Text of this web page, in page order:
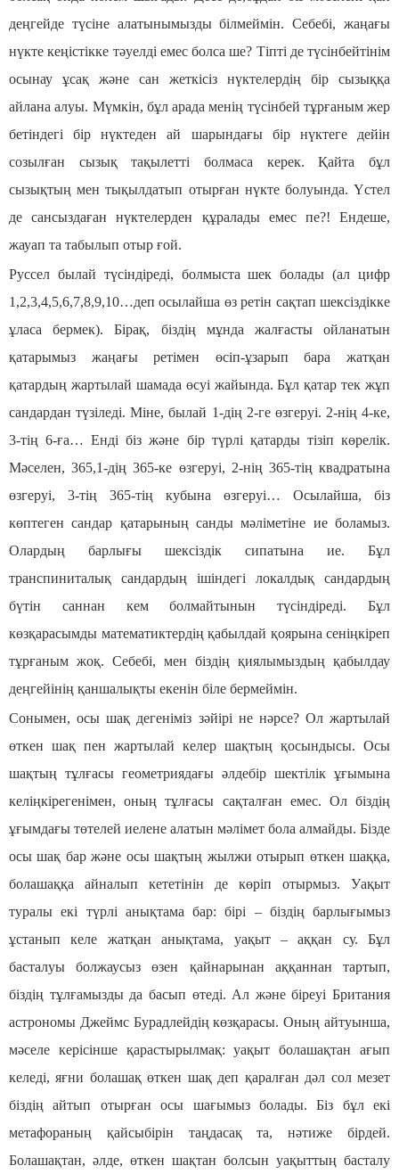
деңгейде түсіне алатынымызды білмеймін. Себебі, жаңағы
нүкте кеңістікке тәуелді емес болса ше? Тіпті де түсінбейтінім
осынау ұсақ және сан жеткісіз нүктелердің бір сызыққа
айлана алуы. Мүмкін, бұл арада менің түсінбей тұрғаным жер
бетіндегі бір нүктеден ай шарындағы бір нүктеге дейін
созылған сызық тақылетті болмаса керек. Қайта бұл
сызықтың мен тықылдатып отырған нүкте болуында. Үстел
де сансыздаған нүктелерден құралады емес пе?! Ендеше,
жауап та табылып отыр ғой.
Руссел былай түсіндіреді, болмыста шек болады (ал цифр
1,2,3,4,5,6,7,8,9,10…деп осылайша өз ретін сақтап шексіздікке
ұласа бермек). Бірақ, біздің мұнда жалғасты ойланатын
қатарымыз жаңағы ретімен өсіп-ұзарып бара жатқан
қатардың жартылай шамада өсуі жайында. Бұл қатар тек жұп
сандардан түзіледі. Міне, былай 1-дің 2-ге өзгеруі. 2-нің 4-ке,
3-тің 6-ға… Енді біз және бір түрлі қатарды тізіп көрелік.
Мәселен, 365,1-дің 365-ке өзгеруі, 2-нің 365-тің квадратына
өзгеруі, 3-тің 365-тің кубына өзгеруі… Осылайша, біз
көптеген сандар қатарының санды мәліметіне ие боламыз.
Олардың барлығы шексіздік сипатына ие. Бұл
транспиниталық сандардың ішіндегі локалдық сандардың
бүтін саннан кем болмайтынын түсіндіреді. Бұл
көзқарасымды математиктердің қабылдай қоярына сеніңкіреп
тұрғаным жоқ. Себебі, мен біздің қиялымыздың қабылдау
деңгейінің қаншалықты екенін біле бермеймін.
Сонымен, осы шақ дегеніміз зәйірі не нәрсе? Ол жартылай
өткен шақ пен жартылай келер шақтың қосындысы. Осы
шақтың тұлғасы геометриядағы әлдебір шектілік ұғымына
келіңкірегенімен, оның тұлғасы сақталған емес. Ол біздің
ұғымдағы төтелей иелене алатын мәлімет бола алмайды. Бізде
осы шақ бар және осы шақтың жылжи отырып өткен шаққа,
болашаққа айналып кететінін де көріп отырмыз. Уақыт
туралы екі түрлі анықтама бар: бірі – біздің барлығымыз
ұстанып келе жатқан анықтама, уақыт – аққан су. Бұл
басталуы болжаусыз өзен қайнарынан аққаннан тартып,
біздің тұлғамызды да басып өтеді. Ал және біреуі Британия
астрономы Джеймс Бурадлейдің көзқарасы. Оның айтуынша,
мәселе керісінше қарастырылмақ: уақыт болашақтан ағып
келеді, яғни болашақ өткен шақ деп қаралған дәл сол мезет
біздің айтып отырған осы шағымыз болады. Біз бұл екі
метафораның қайсыбірін таңдасақ та, нәтиже бірдей.
Болашақтан, әлде, өткен шақтан болсын уақыттың басталу